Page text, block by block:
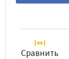
Сравнить